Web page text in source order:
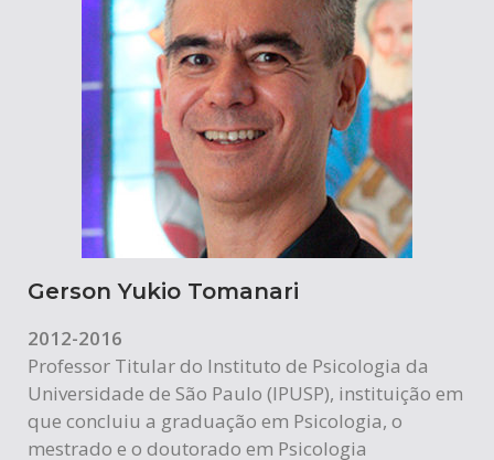
Gerson Yukio Tomanari
2012-2016
Professor Titular do Instituto de Psicologia da
Universidade de São Paulo (IPUSP), instituição em
que concluiu a graduação em Psicologia, o
mestrado e o doutorado em Psicologia